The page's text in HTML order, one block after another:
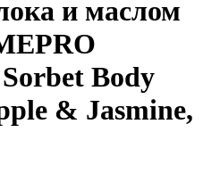
и маслом
Body
& Jasmine,